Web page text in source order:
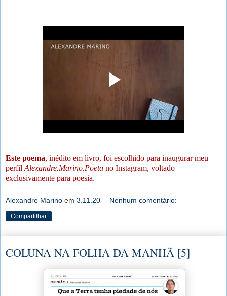
Este poema, inédito em livro, foi escolhido para inaugurar meu
perfil Alexandre.Marino.Poeta no Instagram, voltado
exclusivamente para poesia.
Alexandre Marino em 3.11.20 Nenhum comentário:
Compartilhar
COLUNA NA FOLHA DA MANHÃ [5]